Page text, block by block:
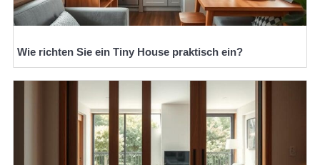
Wie richten Sie ein Tiny House praktisch ein?